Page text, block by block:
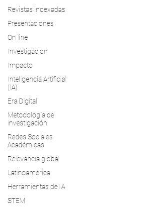
Revistas indexadas
Presentaciones
On line
Investigación
Impacto
Inteligencia Artificial
(IA)
Era Digital
Metodología de
investigación
Redes Sociales
Académicas
Relevancia global
Latinoamérica
Herramientas de IA
STEM